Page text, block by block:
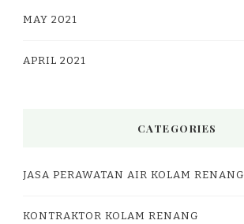
MAY 2021
APRIL 2021
CATEGORIES
JASA PERAWATAN AIR KOLAM RENANG
KONTRAKTOR KOLAM RENANG